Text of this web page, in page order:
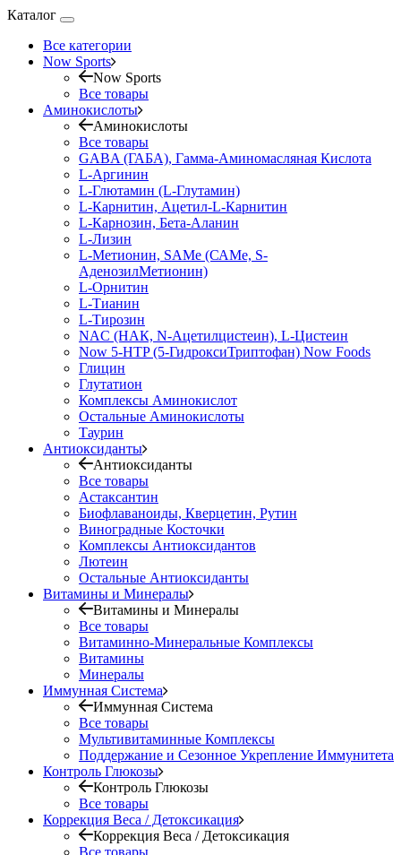
Каталог
Все категории
Now Sports
Now Sports
Все товары
Аминокислоты
Аминокислоты
Все товары
GABA (ГАБА), Гамма-Аминомасляная Кислота
L-Аргинин
L-Глютамин (L-Глутамин)
L-Карнитин, Ацетил-L-Карнитин
L-Карнозин, Бета-Аланин
L-Лизин
L-Метионин, SAMe (САМе, S-
АденозилМетионин)
L-Орнитин
L-Тианин
L-Тирозин
NAC (НАК, N-Ацетилцистеин), L-Цистеин
Now 5-HTP (5-ГидроксиТриптофан) Now Foods
Глицин
Глутатион
Комплексы Аминокислот
Остальные Аминокислоты
Таурин
Антиоксиданты
Антиоксиданты
Все товары
Астаксантин
Биофлаваноиды, Кверцетин, Рутин
Виноградные Косточки
Комплексы Антиоксидантов
Лютеин
Остальные Антиоксиданты
Витамины и Минералы
Витамины и Минералы
Все товары
Витаминно-Минеральные Комплексы
Витамины
Минералы
Иммунная Система
Иммунная Система
Все товары
Мультивитаминные Комплексы
Поддержание и Сезонное Укрепление Иммунитета
Контроль Глюкозы
Контроль Глюкозы
Все товары
Коррекция Веса / Детоксикация
Коррекция Веса / Детоксикация
Все товары